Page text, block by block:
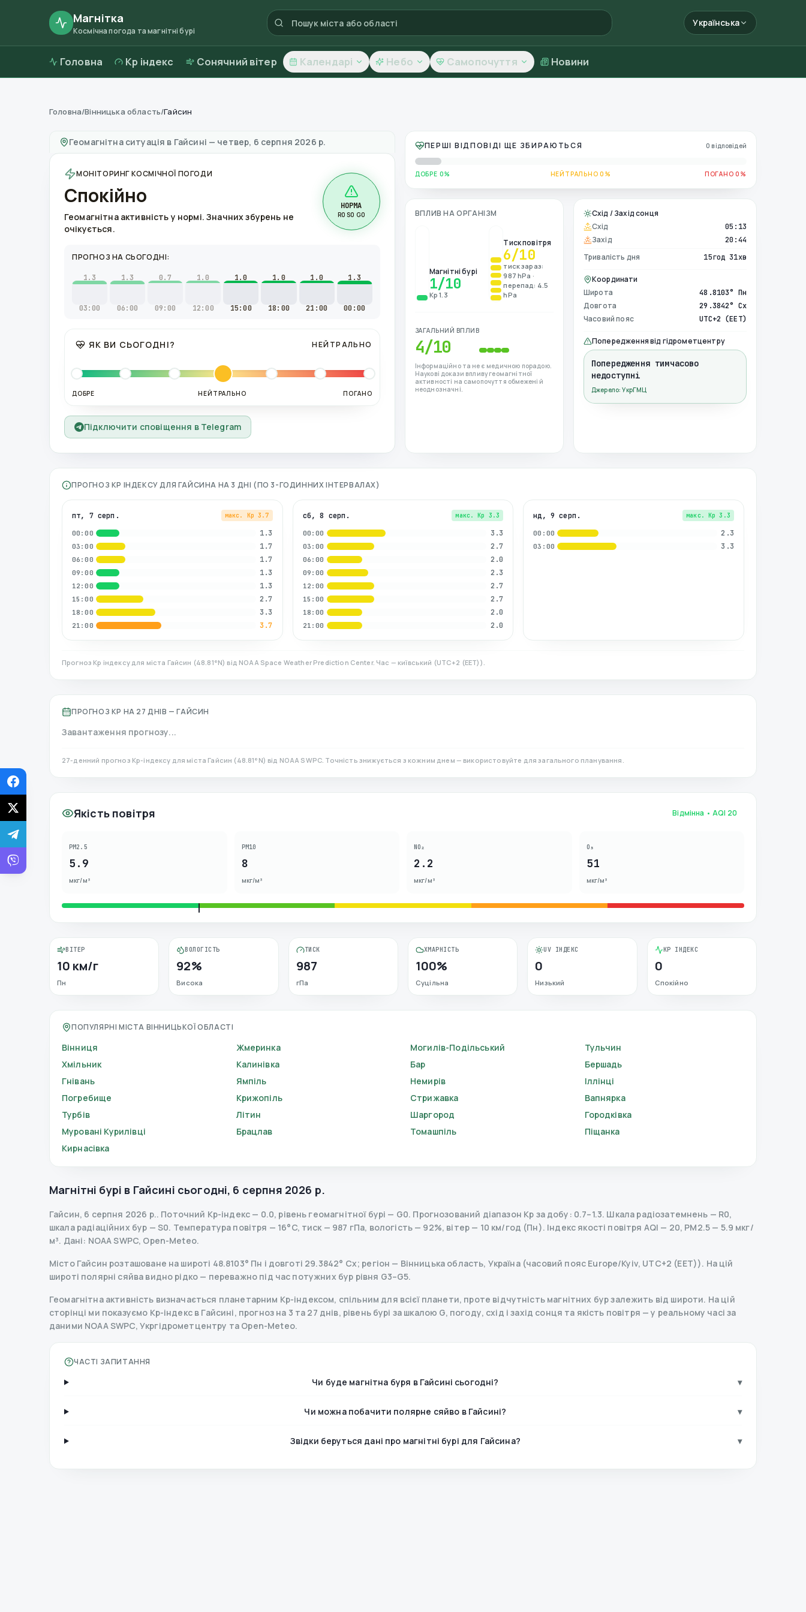
Магнітка
Космічна погода та магнітні бурі
Українська
Головна Kp індекс Сонячний вітер Календарі Небо Самопочуття Новини
Магнітні бурі вГайсині—погода та якість повітря
Головна/Вінницька область/Гайсин
Геомагнітна ситуація в Гайсині — четвер, 6 серпня 2026 р.
МОНІТОРИНГ КОСМІЧНОЇ ПОГОДИ
Спокійно
Геомагнітна активність у нормі. Значних збурень не
очікується.
НОРМА
R0 S0 G0
ПРОГНОЗ НА СЬОГОДНІ:
1.3
03:00
1.3
06:00
0.7
09:00
1.0
12:00
1.0
15:00
1.0
18:00
1.0
21:00
1.3
00:00
ЯК ВИ СЬОГОДНІ? НЕЙТРАЛЬНО
ДОБРЕ НЕЙТРАЛЬНО ПОГАНО
Підключити сповіщення в Telegram
ПЕРШІ ВІДПОВІДІ ЩЕ ЗБИРАЮТЬСЯ 0 відповідей
ДОБРЕ 0% НЕЙТРАЛЬНО 0% ПОГАНО 0%
ВПЛИВ НА ОРГАНІЗМ
Магнітні бурі
1/10
Kp 1.3
Тиск повітря
6/10
тиск зараз:
987 hPa ·
перепад: 4.5
hPa
ЗАГАЛЬНИЙ ВПЛИВ
4/10
Інформаційно та не є медичною порадою.
Наукові докази впливу геомагнітної
активності на самопочуття обмежені й
неоднозначні.
Схід / Захід сонця
Схід
05:13
Захід 20:44
Тривалість дня 15год 31хв
Координати
Широта
48.8103° Пн
Довгота 29.3842° Сх
Часовий пояс UTC+2 (EET)
Попередження від гідрометцентру
Попередження тимчасово
недоступні
Джерело: УкрГМЦ
ПРОГНОЗ KP ІНДЕКСУ ДЛЯ ГАЙСИНА НА 3 ДНІ (ПО 3-ГОДИННИХ ІНТЕРВАЛАХ)
пт, 7 серп. макс. Kp 3.7
00:00 1.3
03:00 1.7
06:00 1.7
09:00 1.3
12:00 1.3
15:00 2.7
18:00 3.3
21:00 3.7
сб, 8 серп. макс. Kp 3.3
00:00 3.3
03:00 2.7
06:00 2.0
09:00 2.3
12:00 2.7
15:00 2.7
18:00 2.0
21:00 2.0
нд, 9 серп. макс. Kp 3.3
00:00 2.3
03:00 3.3
Прогноз Kp індексу для міста Гайсин (48.81°N) від NOAA Space Weather Prediction Center. Час — київський (UTC+2 (EET) ).
ПРОГНОЗ KP НА 27 ДНІВ — ГАЙСИН
Завантаження прогнозу...
27-денний прогноз Kp-індексу для міста Гайсин (48.81°N) від NOAA SWPC. Точність знижується з кожним днем — використовуйте для загального планування.
Якість повітря Відмінна • AQI 20
PM2.5
5.9
мкг/м³
PM10
8
мкг/м³
NO₂
2.2
мкг/м³
O₃
51
мкг/м³
ВІТЕР
10 км/г
Пн
ВОЛОГІСТЬ
92%
Висока
ТИСК
987
гПа
ХМАРНІСТЬ
100%
Суцільна
UV ІНДЕКС
0
Низький
KP ІНДЕКС
0
Спокійно
ПОПУЛЯРНІ МІСТА ВІННИЦЬКОЇ ОБЛАСТІ
Вінниця Жмеринка Могилів-Подільський
Тульчин
Хмільник
Калинівка Бар
Бершадь
Гнівань
Ямпіль Немирів
Іллінці
Погребище
Крижопіль Стрижавка
Вапнярка
Турбів
Літин Шаргород
Городківка
Муровані Курилівці
Брацлав Томашпіль
Піщанка
Кирнасівка
Магнітні бурі в Гайсині сьогодні, 6 серпня 2026 р.
Гайсин, 6 серпня 2026 р.. Поточний Kp-індекс — 0.0, рівень геомагнітної бурі — G0. Прогнозований діапазон Kp за добу: 0.7–1.3. Шкала радіозатемнень — R0,
шкала радіаційних бур — S0. Температура повітря — 16°C, тиск — 987 гПа, вологість — 92%, вітер — 10 км/год (Пн). Індекс якості повітря AQI — 20, PM2.5 — 5.9 мкг/
м³. Дані: NOAA SWPC, Open-Meteo.
Місто Гайсин розташоване на широті 48.8103° Пн і довготі 29.3842° Сх; регіон — Вінницька область, Україна (часовий пояс Europe/Kyiv, UTC+2 (EET)). На цій
широті полярні сяйва видно рідко — переважно під час потужних бур рівня G3–G5.
Геомагнітна активність визначається планетарним Kp-індексом, спільним для всієї планети, проте відчутність магнітних бур залежить від широти. На цій
сторінці ми показуємо Kp-індекс в Гайсині, прогноз на 3 та 27 днів, рівень бурі за шкалою G, погоду, схід і захід сонця та якість повітря — у реальному часі за
даними NOAA SWPC, Укргідрометцентру та Open-Meteo.
ЧАСТІ ЗАПИТАННЯ
Чи буде магнітна буря в Гайсині сьогодні? ▾
Чи можна побачити полярне сяйво в Гайсині? ▾
Звідки беруться дані про магнітні бурі для Гайсина? ▾